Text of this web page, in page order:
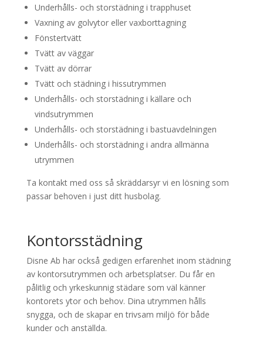
Underhålls- och storstädning i trapphuset
Vaxning av golvytor eller vaxborttagning
Fönstertvätt
Tvätt av väggar
Tvätt av dörrar
Tvätt och städning i hissutrymmen
Underhålls- och storstädning i källare och
vindsutrymmen
Underhålls- och storstädning i bastuavdelningen
Underhålls- och storstädning i andra allmänna
utrymmen
Ta kontakt med oss så skräddarsyr vi en lösning som
passar behoven i just ditt husbolag.
Kontorsstädning
Disne Ab har också gedigen erfarenhet inom städning
av kontorsutrymmen och arbetsplatser. Du får en
pålitlig och yrkeskunnig städare som väl känner
kontorets ytor och behov. Dina utrymmen hålls
snygga, och de skapar en trivsam miljö för både
kunder och anställda.